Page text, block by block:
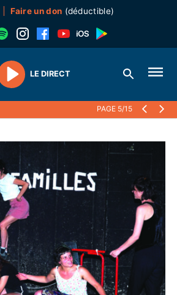
Faire un don (déductible)
Play
LE DIRECT
PAGE 5/15